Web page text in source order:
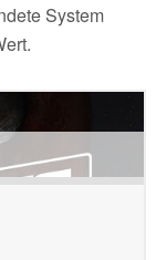
System